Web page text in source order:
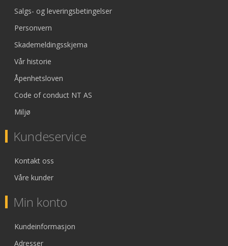
Salgs- og leveringsbetingelser
Personvern
Skademeldingsskjema
Vår historie
Åpenhetsloven
Code of conduct NT AS
Miljø
Kundeservice
Kontakt oss
Våre kunder
Min konto
Kundeinformasjon
Adresser